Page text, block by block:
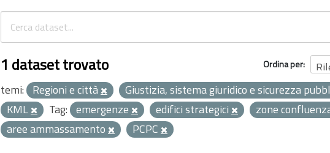
Ordina per
1 dataset trovato
temi: Regioni e città Giustizia, sistema giuridico e sicurezza
KML
Tag: emergenze edifici strategici
zone
aree ammassamento
PCPC